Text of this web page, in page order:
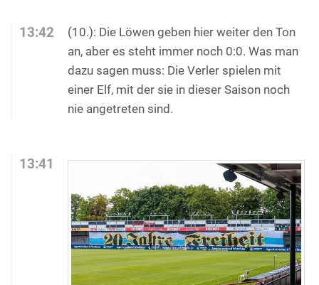
13:42
(10.): Die Löwen geben hier weiter den Ton
an, aber es steht immer noch 0:0. Was man
dazu sagen muss: Die Verler spielen mit
einer Elf, mit der sie in dieser Saison noch
nie angetreten sind.
13:41